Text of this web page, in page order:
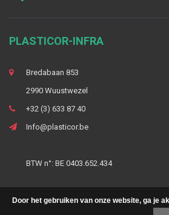
PLASTICOR-INFRA
Bredabaan 853
2990 Wuustwezel
+32 (3) 633 87 40
Info@plasticor.be
BTW n°: BE 0403.652.434
Door het gebruiken van onze website, ga je